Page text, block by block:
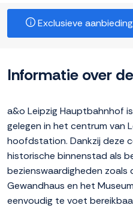
Exclusieve
Informatie over
a&o Leipzig Hauptbahnhof
gelegen in het centrum van
hoofdstation. Dankzij deze
historische binnenstad als
bezienswaardigheden zoals
Gewandhaus en het
eenvoudig te voet